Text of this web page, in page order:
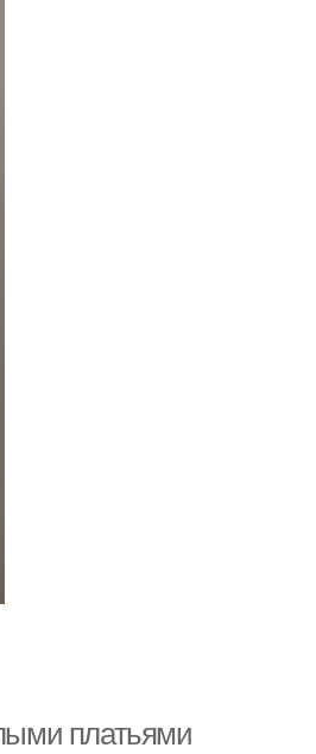
платьями